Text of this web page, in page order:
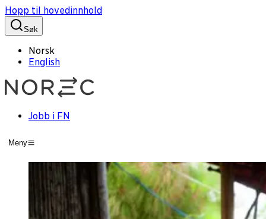
Hopp til hovedinnhold
Søk
Norsk
English
Jobb i FN
Meny